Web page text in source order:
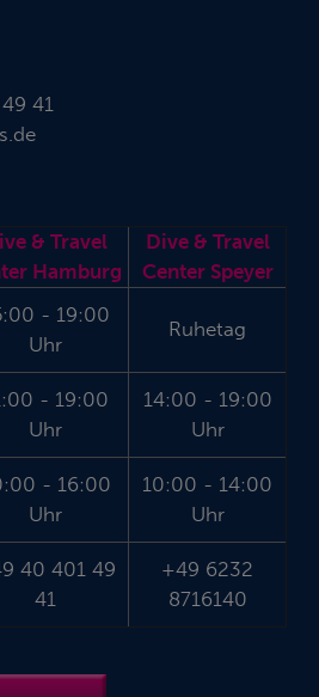
41
& Travel
Hamburg
Dive & Travel
Center Speyer
- 19:00
Uhr
Ruhetag
- 19:00
Uhr
14:00 - 19:00
Uhr
- 16:00
Uhr
10:00 - 14:00
Uhr
40 401 49
41
+49 6232
8716140